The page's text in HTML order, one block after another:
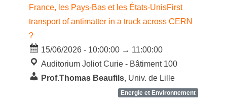
France, les Pays-Bas et les États-UnisFirst
transport of antimatter in a truck across CERN
?
15/06/2026 - 10:00:00 → 11:00:00
Auditorium Joliot Curie - Bâtiment 100
Prof.Thomas Beaufils, Univ. de Lille
Energie et Environnement